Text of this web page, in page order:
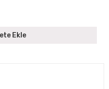
Ekle